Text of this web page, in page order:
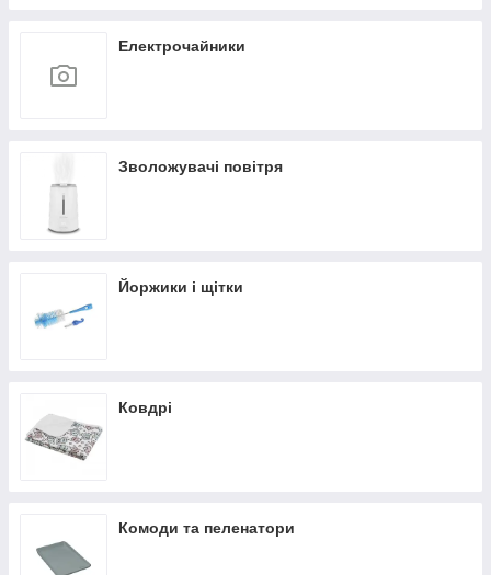
Електрочайники
Зволожувачі повітря
Йоржики і щітки
Ковдрі
Комоди та пеленатори